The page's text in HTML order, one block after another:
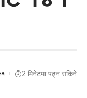
2 मिनेटमा पढ्न सकिने